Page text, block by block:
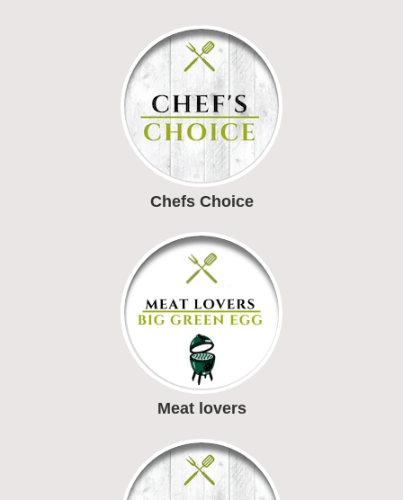
Chefs Choice
Meat lovers